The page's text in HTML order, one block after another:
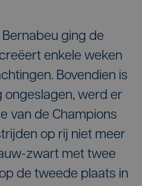
ging de
enkele weken
Bovendien is
ongeslagen, werd er
van de Champions
op rij niet meer
zwart met twee
de tweede plaats in